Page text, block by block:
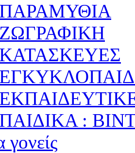
ΠΑΡΑΜΥΘΙΑ
ΖΩΓΡΑΦΙΚΗ
ΚΑΤΑΣΚΕΥΕΣ
ΠΑΙΔΙΚΑ :
γονείς